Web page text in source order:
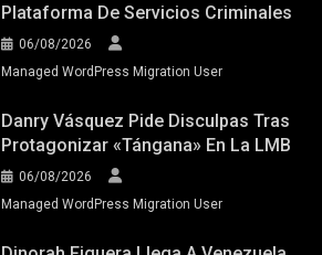
Plataforma De Servicios Criminales
06/08/2026
Managed WordPress Migration User
Danry Vásquez Pide Disculpas Tras
Protagonizar «tángana» En La LMB
06/08/2026
Managed WordPress Migration User